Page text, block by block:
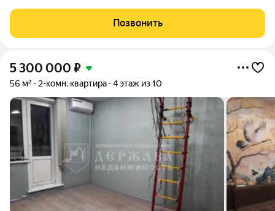
Коммунистическом 19 . Дом панельный, пятиэтажный,
построен в 1967 году. Квартира находится
Позвонить
5 300 000 ₽
56 м² 2-комн. квартира 4 этаж из 10